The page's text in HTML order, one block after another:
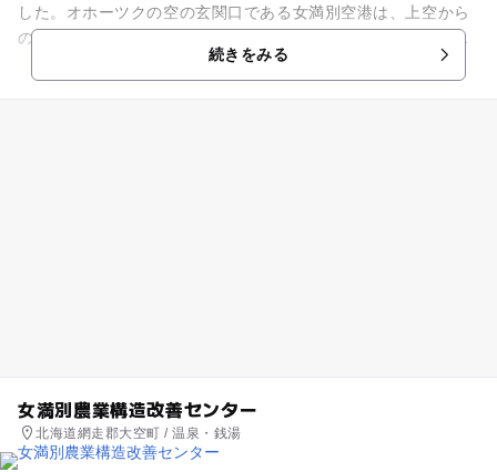
した。オホーツクの空の玄関口である女満別空港は、上空から
の東藻琴芝桜公園の眺めは初夏の観光目玉でもあります。基幹
産業は農業で、夏から秋は...続きをみる
女満別農業構造改善センター
北海道網走郡大空町 / 温泉・銭湯